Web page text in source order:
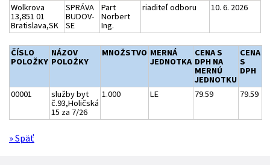
Wolkrova
13,851 01
Bratislava,SK
SPRÁVA
BUDOV-
SE
Part
Norbert
Ing.
riaditeľ odboru 10. 6. 2026
ČÍSLO
POLOŽKY
NÁZOV
POLOŽKY
MNOŽSTVO MERNÁ
JEDNOTKA
CENA S
DPH NA
MERNÚ
JEDNOTKU
CENA
S
DPH
00001
služby byt
č.93,Holičská
15 za 7/26
1.000 LE 79.59 79.59
» Späť